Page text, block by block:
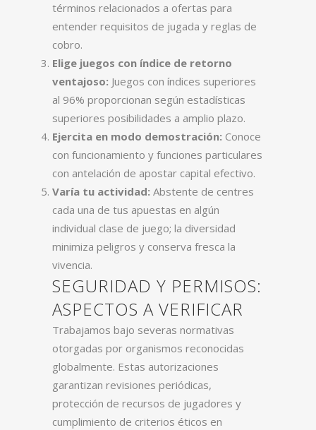
términos relacionados a ofertas para
entender requisitos de jugada y reglas de
cobro.
Elige juegos con índice de retorno
ventajoso: Juegos con índices superiores
al 96% proporcionan según estadísticas
superiores posibilidades a amplio plazo.
Ejercita en modo demostración: Conoce
con funcionamiento y funciones particulares
con antelación de apostar capital efectivo.
Varía tu actividad: Abstente de centres
cada una de tus apuestas en algún
individual clase de juego; la diversidad
minimiza peligros y conserva fresca la
vivencia.
SEGURIDAD Y PERMISOS:
ASPECTOS A VERIFICAR
Trabajamos bajo severas normativas
otorgadas por organismos reconocidas
globalmente. Estas autorizaciones
garantizan revisiones periódicas,
protección de recursos de jugadores y
cumplimiento de criterios éticos en